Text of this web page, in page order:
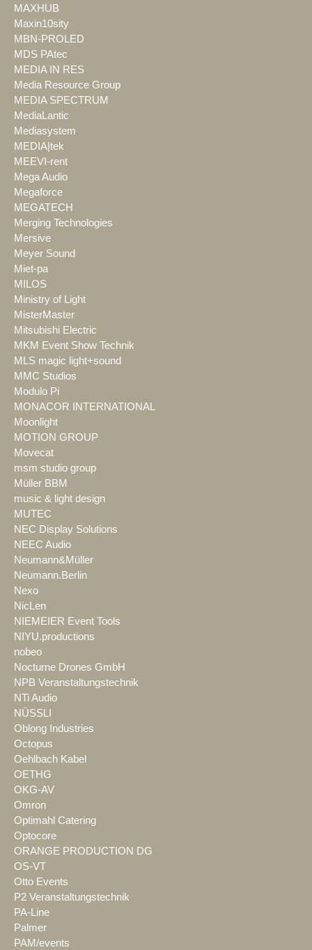
MAXHUB
Maxin10sity
MBN-PROLED
MDS PAtec
MEDIA IN RES
Media Resource Group
MEDIA SPECTRUM
MediaLantic
Mediasystem
MEDIA|tek
MEEVI-rent
Mega Audio
Megaforce
MEGATECH
Merging Technologies
Mersive
Meyer Sound
Miet-pa
MILOS
Ministry of Light
MisterMaster
Mitsubishi Electric
MKM Event Show Technik
MLS magic light+sound
MMC Studios
Modulo Pi
MONACOR INTERNATIONAL
Moonlight
MOTION GROUP
Movecat
msm studio group
Müller BBM
music & light design
MUTEC
NEC Display Solutions
NEEC Audio
Neumann&Müller
Neumann.Berlin
Nexo
NicLen
NIEMEIER Event Tools
NIYU.productions
nobeo
Nocturne Drones GmbH
NPB Veranstaltungstechnik
NTi Audio
NÜSSLI
Oblong Industries
Octopus
Oehlbach Kabel
OETHG
OKG-AV
Omron
Optimahl Catering
Optocore
ORANGE PRODUCTION DG
OS-VT
Otto Events
P2 Veranstaltungstechnik
PA-Line
Palmer
PAM/events